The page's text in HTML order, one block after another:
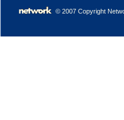
© 2007 Copyright